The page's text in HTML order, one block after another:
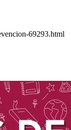
69293.html